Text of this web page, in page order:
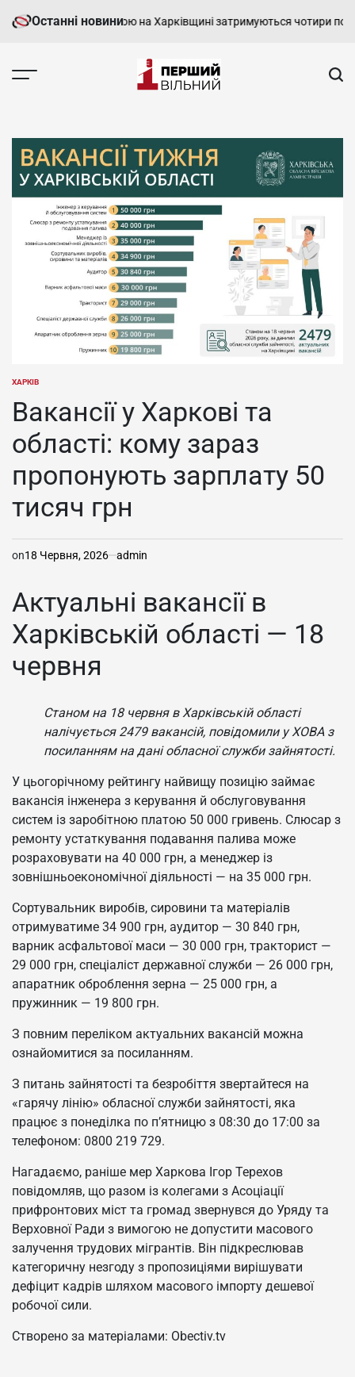
до
Останні новини
ситуацію з безпекою на Харківщині затримуються чотири поїзди
-
харківський,
новини
Харкова
та
області
ОПУБЛІКУВАТИ
ХАРКІВ
Вакансії у Харкові та
області: кому зараз
пропонують зарплату 50
тисяч грн
on18 Червня, 2026 admin
Актуальні вакансії в
Харківській області — 18
червня
Станом на 18 червня в Харківській області
налічується 2479 вакансій, повідомили у ХОВА з
посиланням на дані обласної служби зайнятості.
У цьогорічному рейтингу найвищу позицію займає
вакансія інженера з керування й обслуговування
систем із заробітною платою 50 000 гривень. Слюсар з
ремонту устаткування подавання палива може
розраховувати на 40 000 грн, а менеджер із
зовнішньоекономічної діяльності — на 35 000 грн.
Сортувальник виробів, сировини та матеріалів
отримуватиме 34 900 грн, аудитор — 30 840 грн,
варник асфальтової маси — 30 000 грн, тракторист —
29 000 грн, спеціаліст державної служби — 26 000 грн,
апаратник оброблення зерна — 25 000 грн, а
пружинник — 19 800 грн.
З повним переліком актуальних вакансій можна
ознайомитися за посиланням.
З питань зайнятості та безробіття звертайтеся на
«гарячу лінію» обласної служби зайнятості, яка
працює з понеділка по п’ятницю з 08:30 до 17:00 за
телефоном: 0800 219 729.
Нагадаємо, раніше мер Харкова Ігор Терехов
повідомляв, що разом із колегами з Асоціації
прифронтових міст та громад звернувся до Уряду та
Верховної Ради з вимогою не допустити масового
залучення трудових мігрантів. Він підкреслював
категоричну незгоду з пропозиціями вирішувати
дефіцит кадрів шляхом масового імпорту дешевої
робочої сили.
Створено за матеріалами: Obectiv.tv